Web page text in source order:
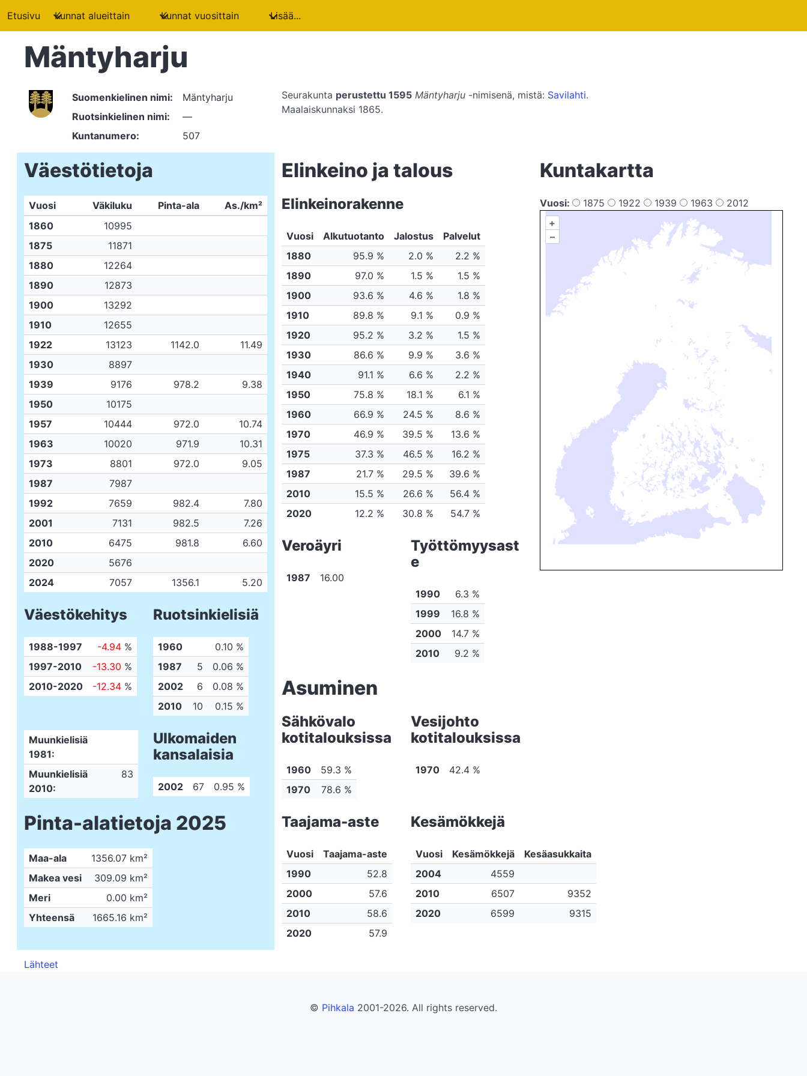
Etusivu Kunnat alueittain Kunnat vuosittain Lisää...
Mäntyharju
Suomenkielinen nimi:
Mäntyharju
Ruotsinkielinen nimi:
—
Kuntanumero:
507
Seurakunta perustettu 1595 Mäntyharju -nimisenä, mistä: Savilahti.
Maalaiskunnaksi 1865.
Väestötietoja
Vuosi Väkiluku Pinta-ala
As./km²
1860
10995
1875
11871
1880
12264
1890
12873
1900
13292
1910
12655
1922
13123 1142.0
11.49
1930
8897
1939
9176 978.2
9.38
1950
10175
1957
10444 972.0
10.74
1963
10020 971.9
10.31
1973
8801 972.0
9.05
1987
7987
1992
7659 982.4
7.80
2001
7131 982.5
7.26
2010
6475 981.8
6.60
2020
5676
2024
7057 1356.1 5.20
Väestökehitys
1988-1997 -4.94 %
1997-2010
-13.30 %
2010-2020
-12.34 %
Ruotsinkielisiä
1960
0.10 %
1987
5
0.06 %
2002
6
0.08 %
2010
10 0.15 %
Muunkielisiä
1981:
Muunkielisiä
2010:
83
Ulkomaiden
kansalaisia
2002 67 0.95 %
Pinta-alatietoja 2025
Maa-ala
1356.07 km²
Makea vesi
309.09 km²
Meri
0.00 km²
Yhteensä
1665.16 km²
Elinkeino ja talous
Elinkeinorakenne
Vuosi Alkutuotanto Jalostus
Palvelut
1880
95.9 % 2.0 %
2.2 %
1890
97.0 % 1.5 %
1.5 %
1900
93.6 % 4.6 %
1.8 %
1910
89.8 % 9.1 %
0.9 %
1920
95.2 % 3.2 %
1.5 %
1930
86.6 % 9.9 %
3.6 %
1940
91.1 % 6.6 %
2.2 %
1950
75.8 % 18.1 %
6.1 %
1960
66.9 % 24.5 %
8.6 %
1970
46.9 % 39.5 %
13.6 %
1975
37.3 % 46.5 %
16.2 %
1987
21.7 % 29.5 %
39.6 %
2010
15.5 % 26.6 %
56.4 %
2020
12.2 % 30.8 % 54.7 %
Veroäyri
1987 16.00
Työttömyysast
e
1990
6.3 %
1999
16.8 %
2000
14.7 %
2010
9.2 %
Asuminen
Sähkövalo
kotitalouksissa
1960
59.3 %
1970
78.6 %
Vesijohto
kotitalouksissa
1970 42.4 %
Taajama-aste
Vuosi
Taajama-aste
1990
52.8
2000
57.6
2010
58.6
2020
57.9
Kesämökkejä
Vuosi Kesämökkejä
Kesäasukkaita
2004
4559
2010
6507
9352
2020
6599 9315
Kuntakartta
Vuosi: 1875 1922 1939 1963
2012
+
–
Lähteet
© Pihkala 2001-2026. All rights reserved.